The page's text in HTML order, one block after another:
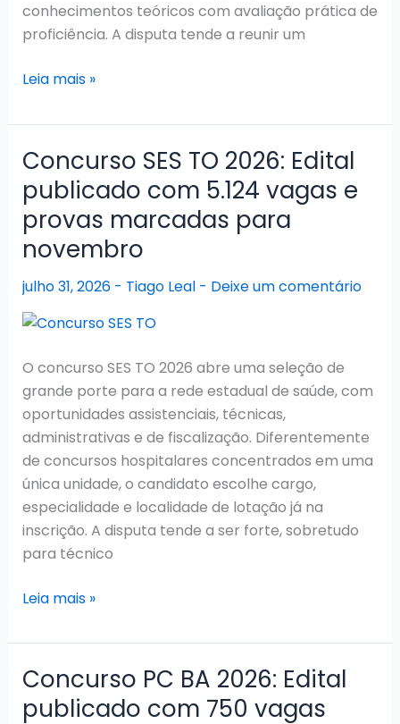
conhecimentos teóricos com avaliação prática de
proficiência. A disputa tende a reunir um
Concurso
de
Campinas
2026:
Vunesp
definida!
Leia mais »
Concurso SES TO 2026: Edital
publicado com 5.124 vagas e
provas marcadas para
novembro
julho 31, 2026 - Tiago Leal - Deixe um comentário
O concurso SES TO 2026 abre uma seleção de
grande porte para a rede estadual de saúde, com
oportunidades assistenciais, técnicas,
administrativas e de fiscalização. Diferentemente
de concursos hospitalares concentrados em uma
única unidade, o candidato escolhe cargo,
especialidade e localidade de lotação já na
inscrição. A disputa tende a ser forte, sobretudo
para técnico
Concurso
TO
2026:
Edital
publicado
Leia mais »
Concurso PC BA 2026: Edital
publicado com 750 vagas